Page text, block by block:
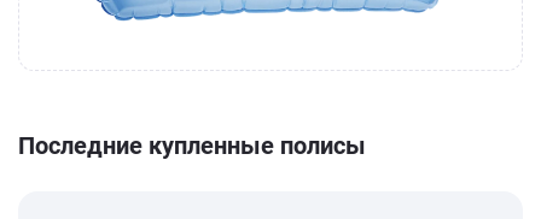
Последние купленные полисы